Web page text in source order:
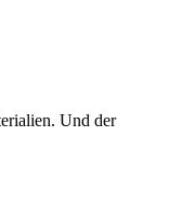
Und der